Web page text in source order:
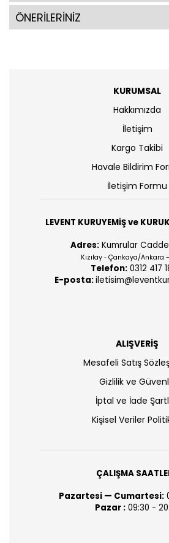
ÖNERİLERİNİZ
KURUMSAL
Hakkımızda
İletişim
Kargo Takibi
Havale Bildirim
İletişim Formu
LEVENT KURUYEMİŞ ve
Adres:Kumrular
Kızılay - Çankaya/Ankara
Telefon:0312 417
E-posta:
ALIŞVERİŞ
Mesafeli Satış
Gizlilik ve
İptal ve İade
Kişisel Veriler
ÇALIŞMA
Pazartesi — Cumartesi:
Pazar :09:30 -